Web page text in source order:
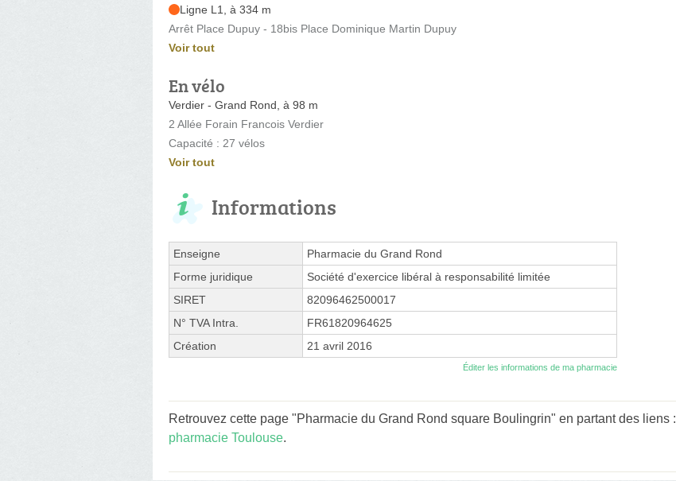
Ligne L1, à 334 m
Arrêt Place Dupuy - 18bis Place Dominique Martin Dupuy
Voir tout
En vélo
Verdier - Grand Rond, à 98 m
2 Allée Forain Francois Verdier
Capacité : 27 vélos
Voir tout
Informations
Enseigne
Pharmacie du Grand Rond
Forme juridique
Société d'exercice libéral à responsabilité limitée
SIRET
82096462500017
N° TVA Intra.
FR61820964625
Création
21 avril 2016
Éditer les informations de ma pharmacie
Retrouvez cette page "Pharmacie du Grand Rond square Boulingrin" en partant des liens :
pharmacie Toulouse.